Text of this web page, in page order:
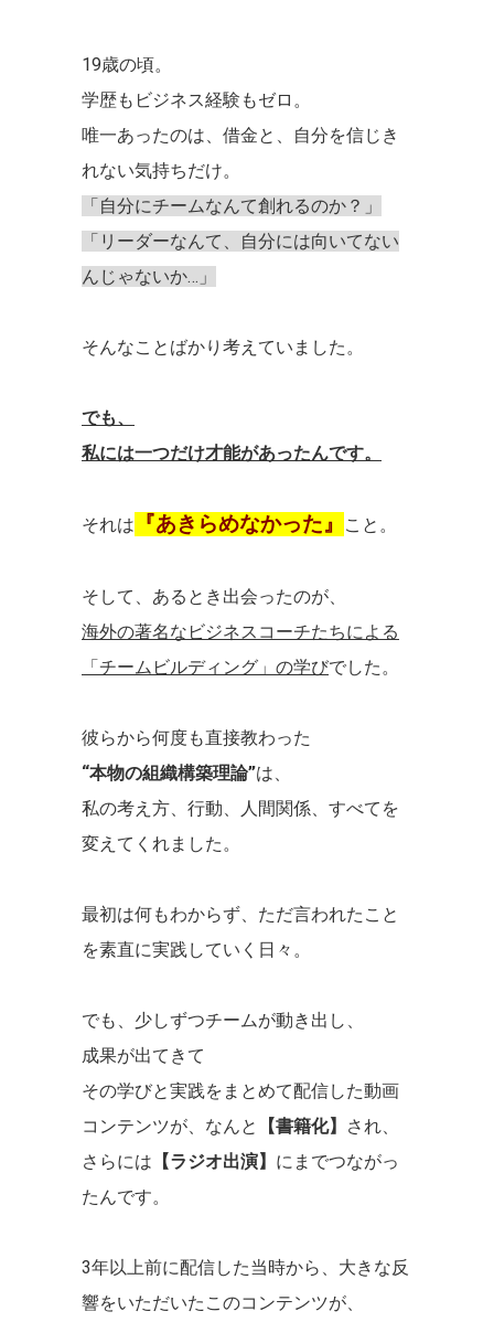
19歳の頃。
学歴もビジネス経験もゼロ。
唯一あったのは、借金と、自分を信じき
れない気持ちだけ。
「自分にチームなんて創れるのか？」
「リーダーなんて、自分には向いてない
んじゃないか…」
そんなことばかり考えていました。
でも、
私には一つだけ才能があったんです。
それは 『あきらめなかった』 こと。
そして、あるとき出会ったのが、
海外の著名なビジネスコーチたちによる
「チームビルディング」の学びでした。
彼らから何度も直接教わった
“本物の組織構築理論”は、
私の考え方、行動、人間関係、すべてを
変えてくれました。
最初は何もわからず、ただ言われたこと
を素直に実践していく日々。
でも、少しずつチームが動き出し、
成果が出てきて
その学びと実践をまとめて配信した動画
コンテンツが、なんと
【書籍化】
され、
さらには 【ラジオ出演】 にまでつながっ
たんです。
3年以上前に配信した当時から、大きな反
響をいただいたこのコンテンツが、